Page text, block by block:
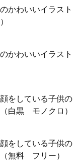
かわいいイラスト
かわいいイラスト
をしている子供の
白黒 モノクロ）
をしている子供の
無料 フリー）